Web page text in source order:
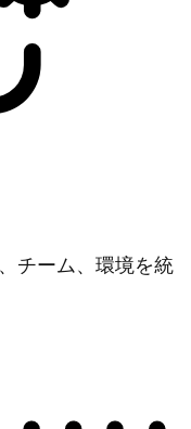
チーム、環境を統